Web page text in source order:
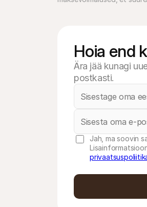
Hoia end
Ära jää kunagi
postkasti.
Jah, ma soovin